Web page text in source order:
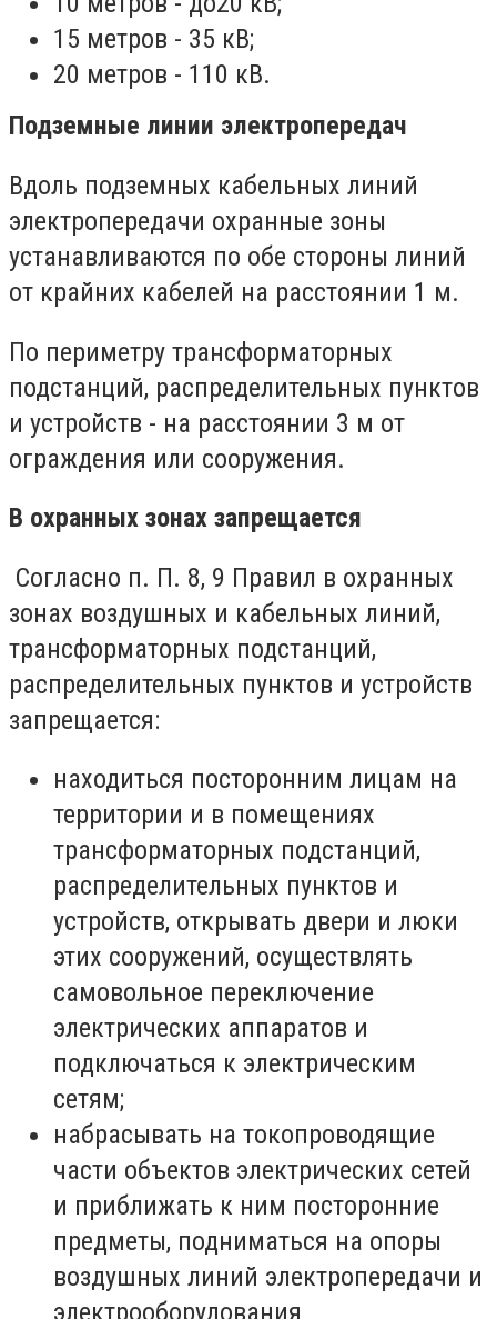
15 метров - 35 кВ;
20 метров - 110 кВ.
Подземные линии электропередач
Вдоль подземных кабельных линий
электропередачи охранные зоны
устанавливаются по обе стороны линий
от крайних кабелей на расстоянии 1 м.
По периметру трансформаторных
подстанций, распределительных пунктов
и устройств - на расстоянии 3 м от
ограждения или сооружения.
В охранных зонах запрещается
Согласно п. П. 8, 9 Правил в охранных
зонах воздушных и кабельных линий,
трансформаторных подстанций,
распределительных пунктов и устройств
запрещается:
находиться посторонним лицам на
территории и в помещениях
трансформаторных подстанций,
распределительных пунктов и
устройств, открывать двери и люки
этих сооружений, осуществлять
самовольное переключение
электрических аппаратов и
подключаться к электрическим
сетям;
набрасывать на токопроводящие
части объектов электрических сетей
и приближать к ним посторонние
предметы, подниматься на опоры
воздушных линий электропередачи и
электрооборудования